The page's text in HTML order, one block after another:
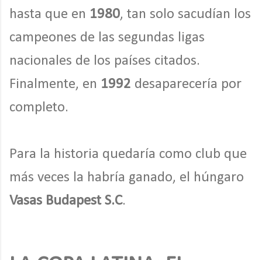
hasta que en 1980, tan solo sacudían los
campeones de las segundas ligas
nacionales de los países citados.
Finalmente, en 1992 desaparecería por
completo.
Para la historia quedaría como club que
más veces la habría ganado, el húngaro
Vasas Budapest S.C.